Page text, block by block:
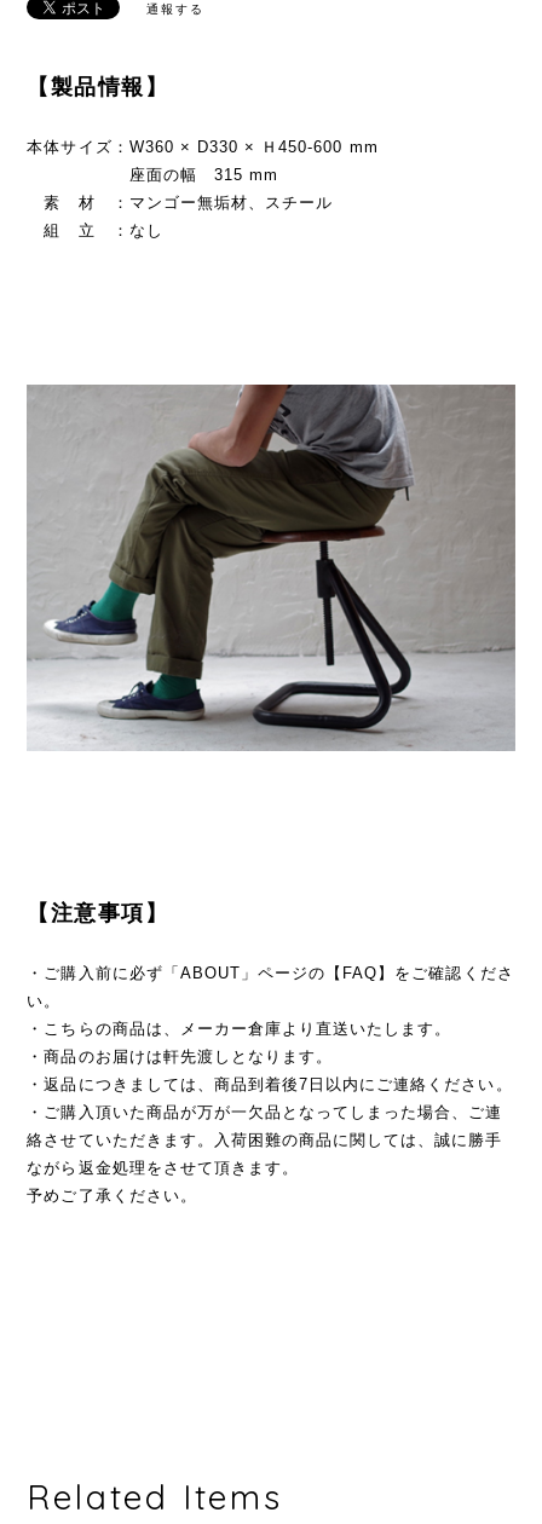
通報する
【製品情報】
本体サイズ：W360 × D330 × Ｈ450-600 mm
座面の幅 315 mm
素 材 ：マンゴー無垢材、スチール
組 立 ：なし
【注意事項】
・ご購入前に必ず「ABOUT」ページの【FAQ】をご確認くださ
い。
・こちらの商品は、メーカー倉庫より直送いたします。
・商品のお届けは軒先渡しとなります。
・返品につきましては、商品到着後7日以内にご連絡ください。
・ご購入頂いた商品が万が一欠品となってしまった場合、ご連
絡させていただきます。入荷困難の商品に関しては、誠に勝手
ながら返金処理をさせて頂きます。
予めご了承ください。
Related Items